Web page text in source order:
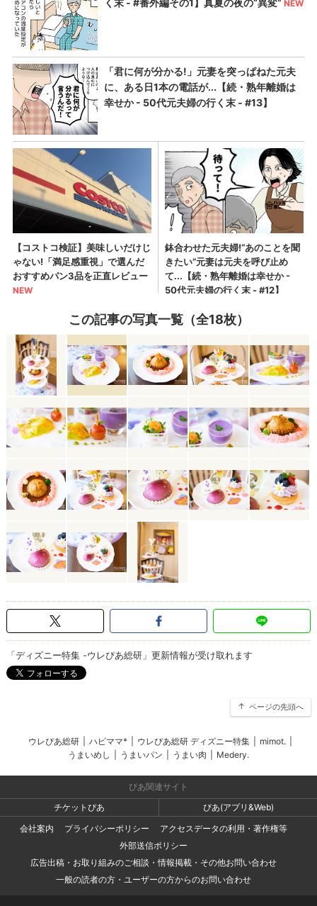
この記事の写真一覧（全18枚）
「ディズニー特集 -ウレぴあ総研」更新情報が受け取れます
ページの先頭へ
ウレぴあ総研 ハピママ* ウレぴあ総研 ディズニー特集 mimot.
うまいめし
うまいパン うまい肉 Medery.
ぴあ関連サイト
チケットぴあ
ぴあ(アプリ&Web)
会社案内
プライバシーポリシー
アクセスデータの利用・著作権等
外部送信ポリシー
広告出稿・お取り組みのご相談・情報掲載・その他お問い合わせ
一般の読者の方・ユーザーの方からのお問い合わせ